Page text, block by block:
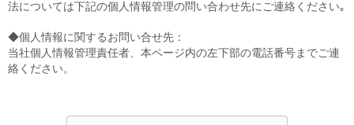
法については下記の個人情報管理の問い合わせ先にご連絡ください｡
◆個人情報に関するお問い合せ先：
当社個人情報管理責任者、本ページ内の左下部の電話番号までご連
絡ください。